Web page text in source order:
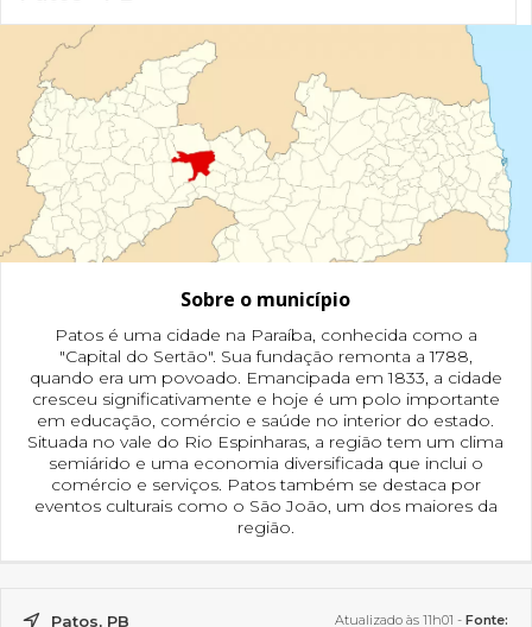
Sobre o município
Patos é uma cidade na Paraíba, conhecida como a
"Capital do Sertão". Sua fundação remonta a 1788,
quando era um povoado. Emancipada em 1833, a cidade
cresceu significativamente e hoje é um polo importante
em educação, comércio e saúde no interior do estado.
Situada no vale do Rio Espinharas, a região tem um clima
semiárido e uma economia diversificada que inclui o
comércio e serviços. Patos também se destaca por
eventos culturais como o São João, um dos maiores da
região.
Patos, PB Atualizado às 11h01 - Fonte: